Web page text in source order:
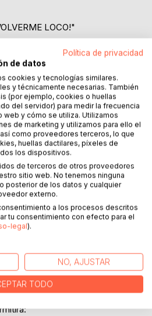
LOCO!"
eso después de la enésima
tras un día de trabajo, o
histeria en el centro comercial
de todo el mundo?
sea "¡he perdido la cuenta!", y
Como educadora y madre de
frustrantes que pueden llegar a
grites", un manual práctico para
educar a niños de 3 a 12 años
toda mi experiencia como
aprendiendo a corregirlo de
y concreto de la crianza de
Política de privacidad
de datos
cookies y tecnologías similares.
y técnicamente necesarias. También
(por ejemplo, cookies o huellas
del servidor) para medir la frecuencia
web y cómo se utiliza. Utilizamos
de marketing y utilizamos para ello el
como proveedores terceros, lo que
huellas dactilares, píxeles de
los dispositivos.
de terceros de otros proveedores
sitio web. No tenemos ninguna
posterior de los datos y cualquier
externo.
a los procesos descritos
tu consentimiento con efecto para el
legal).
NO, AJUSTAR
TODO